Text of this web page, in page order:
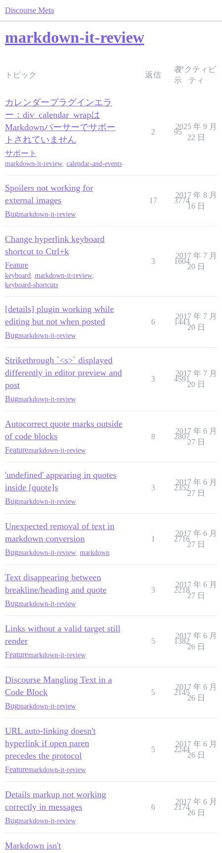
Discourse Meta
markdown-it-review
トピック 返信
表
示
アクティビ
ティ
カレンダープラグインエラ
ー：div_calendar_wrapは
Markdownパーサーでサポー
トされていません
サポート
markdown-it-review, calendar-and-events
2 95
2025 年 9 月
22 日
Spoilers not working for
external images
Bugmarkdown-it-review
17 3774
2017 年 8 月
16 日
Change hyperlink keyboard
shortcut to Ctrl+k
Feature
keyboard, markdown-it-review,
keyboard-shortcuts
3 1604
2017 年 7 月
20 日
[details] plugin working while
editing but not when posted
Bugmarkdown-it-review
6 1443
2017 年 7 月
20 日
Strikethrough `<s>` displayed
differently in editor preview and
post
Bugmarkdown-it-review
3 4591
2017 年 7 月
20 日
Autocorrect quote marks outside
of code blocks
Featuremarkdown-it-review
8 2807
2017 年 6 月
27 日
'undefined' appearing in quotes
inside [quote]s
Bugmarkdown-it-review
3 2352
2017 年 6 月
27 日
Unexpected removal of text in
markdown conversion
Bugmarkdown-it-review markdown
1 2716
2017 年 6 月
27 日
Text disappearing between
breakline/heading and quote
Bugmarkdown-it-review
3 2218
2017 年 6 月
27 日
Links without a valid target still
render
Featuremarkdown-it-review
5 1382
2017 年 6 月
26 日
Discourse Mangling Text in a
Code Block
Bugmarkdown-it-review
5 2145
2017 年 6 月
26 日
URL auto-linking doesn't
hyperlink if open paren
precedes the protocol
Featuremarkdown-it-review
5 2244
2017 年 6 月
26 日
Details markup not working
correctly in messages
Bugmarkdown-it-review
6 2174
2017 年 6 月
26 日
Markdown isn't